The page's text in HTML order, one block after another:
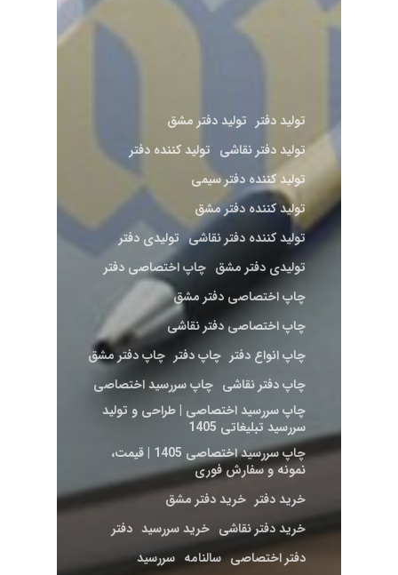
تولید دفتر تولید دفتر مشق
تولید دفتر نقاشی تولید کننده دفتر
تولید کننده دفتر سیمی
تولید کننده دفتر مشق
تولید کننده دفتر نقاشی تولیدی دفتر
تولیدی دفتر مشق چاپ اختصاصی دفتر
چاپ اختصاصی دفتر مشق
چاپ اختصاصی دفتر نقاشی
چاپ انواع دفتر چاپ دفتر چاپ دفتر مشق
چاپ دفتر نقاشی چاپ سررسید اختصاصی
چاپ سررسید اختصاصی | طراحی و تولید
سررسید تبلیغاتی 1405
چاپ سررسید اختصاصی 1405 | قیمت،
نمونه و سفارش فوری
خرید دفتر خرید دفتر مشق
خرید دفتر نقاشی خرید سررسید دفتر
دفتر اختصاصی سالنامه سررسید